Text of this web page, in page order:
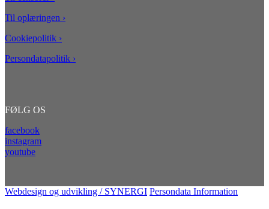
Til oplæringen ›
Cookiepolitik ›
Persondatapolitik ›
FØLG OS
facebook
instagram
youtube
Webdesign og udvikling / SYNERGI Persondata Information